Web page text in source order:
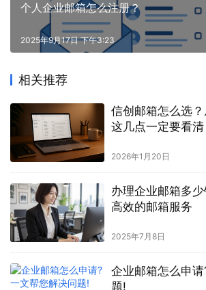
个人企业邮箱怎么注册？
2025年9月17日 下午3:23
相关推荐
信创邮箱怎么选？
这几点一定要看清
2026年1月20日
办理企业邮箱多
高效的邮箱服务
2025年7月8日
企业邮箱怎么申
题!